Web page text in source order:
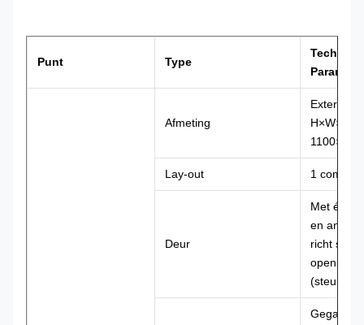
Punt Type
Afmeting
Externe
H×W×D
Lay-out 1
Deur
Met één
en anti-
richt slot